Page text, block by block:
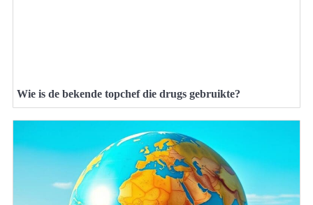
Wie is de bekende topchef die drugs gebruikte?